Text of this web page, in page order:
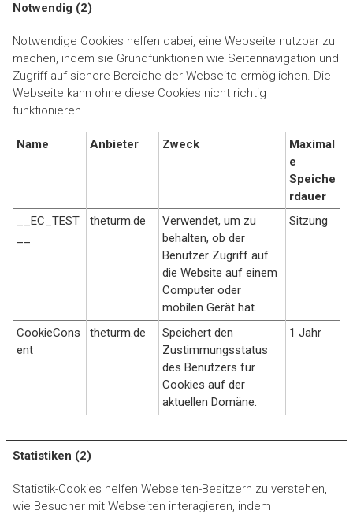
Notwendig (2)
Notwendige Cookies helfen dabei, eine Webseite nutzbar zu
machen, indem sie Grundfunktionen wie Seitennavigation und
Zugriff auf sichere Bereiche der Webseite ermöglichen. Die
Webseite kann ohne diese Cookies nicht richtig
funktionieren.
Name Anbieter Zweck
Maximal
e
Speiche
rdauer
__EC_TEST
theturm.de
Verwendet, um zu
behalten, ob der
Benutzer Zugriff auf
die Website auf einem
Computer oder
mobilen Gerät hat.
Sitzung
CookieCons
ent
theturm.de
Speichert den
Zustimmungsstatus
des Benutzers für
Cookies auf der
aktuellen Domäne.
1 Jahr
Statistiken (2)
Statistik-Cookies helfen Webseiten-Besitzern zu verstehen,
wie Besucher mit Webseiten interagieren, indem